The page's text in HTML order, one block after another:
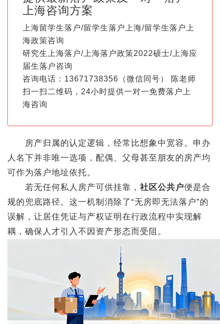
上海咨询方案
上海留学生落户/留学生落户上海/留学生落户上
海政策咨询
研究生上海落户/上海落户政策2022硕士/上海应
届生落户咨询
咨询电话：13671738356（微信同号） 陈老师
扫一扫二维码，24小时提供一对一免费落户上
海咨询
房产归属的认定逻辑，经常比想象中宽容。申办
人名下并非唯一选项，配偶、父母甚至朋友的房产均
可作为落户地址依托。
若无任何私人房产可供挂靠， 社区公共户便是合
规的兜底路径。这一机制消除了“无房即无法落户”的
误解，让居住凭证与产权证明在行政流程中实现解
耦，确保人才引入不因资产形态而受阻。